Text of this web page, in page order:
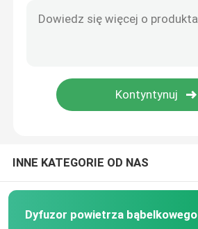
Bioreaktor membranowy
Stojący mikser
INNE KATEGORIE OD NAS
Dyfuzor powietrza bąbelkowego